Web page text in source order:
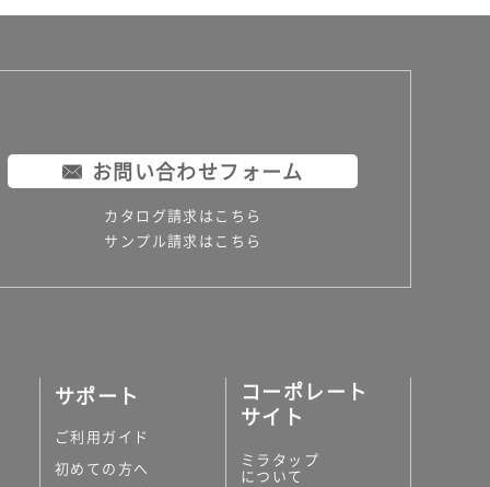
お問い合わせフォーム
カタログ請求はこちら
サンプル請求はこちら
サポート
ご利用ガイド
初めての方へ
コーポレート
サイト
ミラタップ
について